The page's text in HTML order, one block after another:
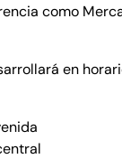
como
en